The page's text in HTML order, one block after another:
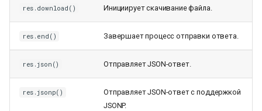
res.download() Инициирует скачивание файла.
res.end() Завершает процесс отправки ответа.
res.json() Отправляет JSON-ответ.
res.jsonp()
Отправляет JSON-ответ с поддержкой
JSONP.